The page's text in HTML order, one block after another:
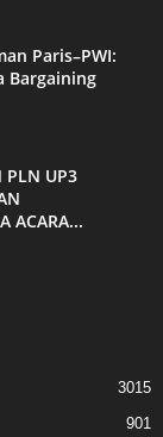
Paris–PWI:
Bargaining
PLN UP3
ACARA...
3015
901